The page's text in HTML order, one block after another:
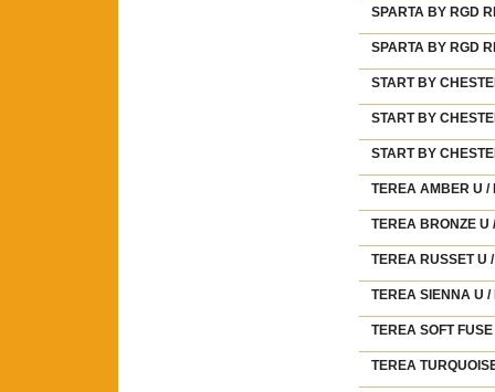
SPARTA BY RGD
SPARTA BY RGD
START BY
START BY
START BY
TEREA AMBER U /
TEREA BRONZE U
TEREA RUSSET U
TEREA SIENNA U /
TEREA SOFT
TEREA